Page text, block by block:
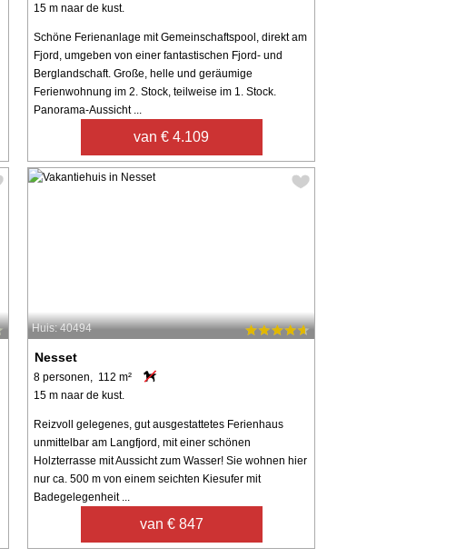
15 m naar de kust.
Schöne Ferienanlage mit Gemeinschaftspool, direkt am
Fjord, umgeben von einer fantastischen Fjord- und
Berglandschaft. Große, helle und geräumige
Ferienwohnung im 2. Stock, teilweise im 1. Stock.
Panorama-Aussicht ...
van € 4.109
Huis: 40494
Nesset
8 personen, 112 m²
15 m naar de kust.
Reizvoll gelegenes, gut ausgestattetes Ferienhaus
unmittelbar am Langfjord, mit einer schönen
Holzterrasse mit Aussicht zum Wasser! Sie wohnen hier
nur ca. 500 m von einem seichten Kiesufer mit
Badegelegenheit ...
van € 847